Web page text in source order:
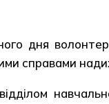
дня
справами